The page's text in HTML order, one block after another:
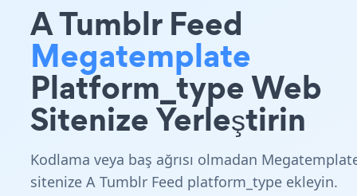
A Tumblr Feed
Megatemplate
Platform_type Web
Sitenize Yerleştirin
Kodlama veya baş ağrısı olmadan
sitenize A Tumblr Feed platform_type ekleyin.